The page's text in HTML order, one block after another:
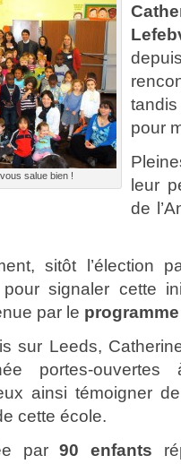
salue bien !
pour
leur
de
sitôt l’élection
signaler cette
par le
sur Leeds,
portes-
ainsi témoigner
cette école.
par90 enfants